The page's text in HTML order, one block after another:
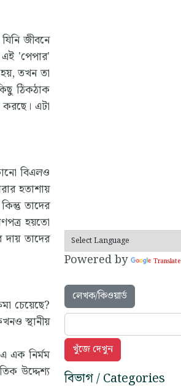
জীবনে
'পেপার'
হয়, তখন তা
ঠিকঠাক
করছে। এটা
বিএলও
হতাশায়
তাদের
হয়তো
তাদের
চেয়েছে?
স্থানীয়
এক নির্মম
উদ্দেশ্য
Powered by Translate
লেখক/কিওয়ার্ড
বিভাগ / Categories